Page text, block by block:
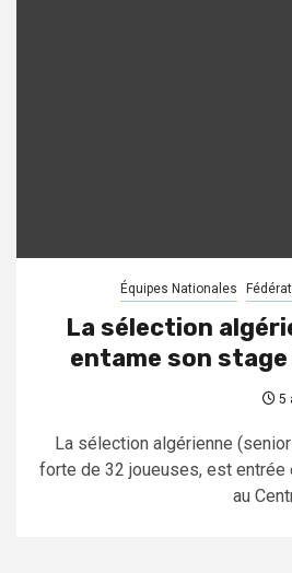
Équipes Nationales
La sélection
entame son stage
5
La sélection algérienne
forte de 32 joueuses, est entrée
au